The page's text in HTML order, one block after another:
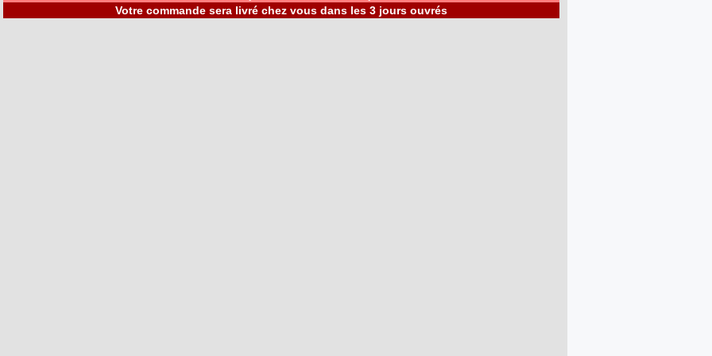
Votre commande sera livré chez vous dans les 3 jours ouvrés